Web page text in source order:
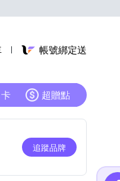
帳號綁定送
超贈點
追蹤品牌